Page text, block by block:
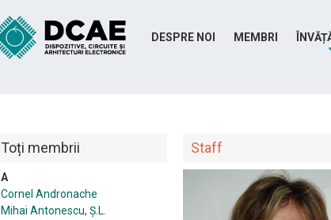
DESPRE NOI MEMBRI
Toți membrii
A
Cornel Andronache
Mihai Antonescu, Ș.L.
Staff